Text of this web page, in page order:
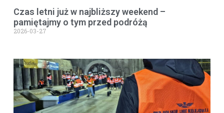
Czas letni już w najbliższy weekend –
pamiętajmy o tym przed podróżą
2026-03-27